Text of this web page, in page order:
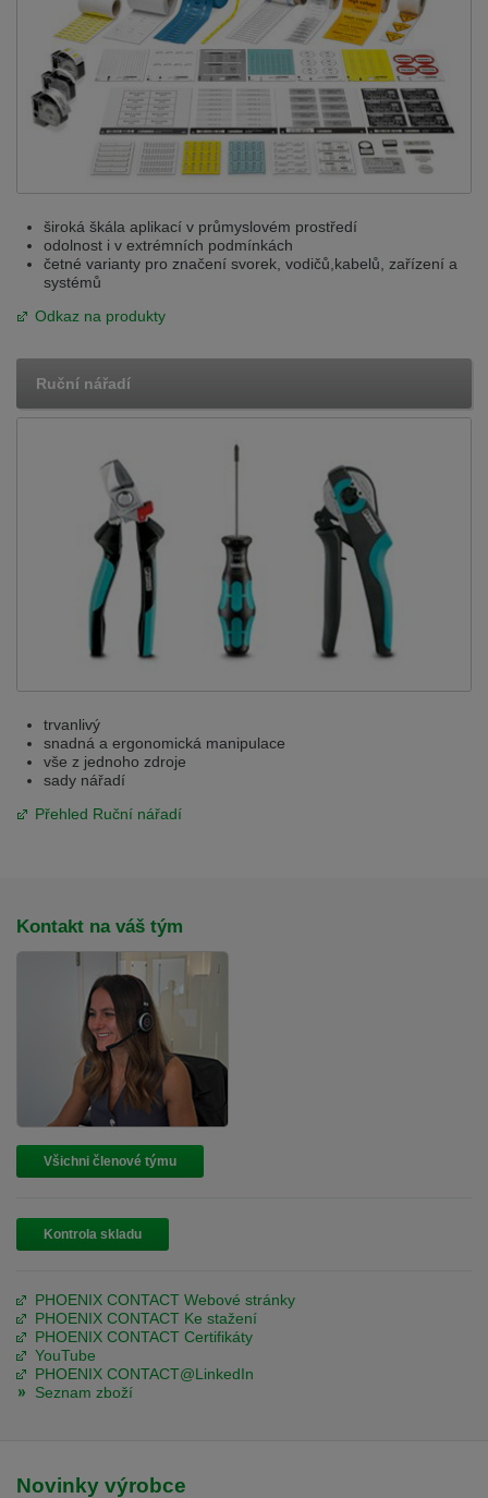
široká škála aplikací v průmyslovém prostředí
odolnost i v extrémních podmínkách
četné varianty pro značení svorek, vodičů,kabelů, zařízení a
systémů
Odkaz na produkty
Ruční nářadí
trvanlivý
snadná a ergonomická manipulace
vše z jednoho zdroje
sady nářadí
Přehled Ruční nářadí
Kontakt na váš tým
Všichni členové týmu
Kontrola skladu
PHOENIX CONTACT Webové stránky
PHOENIX CONTACT Ke stažení
PHOENIX CONTACT Certifikáty
YouTube
PHOENIX CONTACT@LinkedIn
Seznam zboží
Novinky výrobce